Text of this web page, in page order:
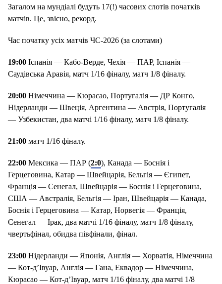
Загалом на мундіалі будуть 17(!) часових слотів початків
матчів. Це, звісно, рекорд.
Час початку усіх матчів ЧС-2026 (за слотами)
19:00 Іспанія — Кабо-Верде, Чехія — ПАР, Іспанія —
Саудівська Аравія, матч 1/16 фіналу, матч 1/8 фіналу.
20:00 Німеччина — Кюрасао, Португалія — ДР Конго,
Нідерланди — Швеція, Аргентина — Австрія, Португалія
— Узбекистан, два матчі 1/16 фіналу, матч 1/8 фіналу.
21:00 матч 1/16 фіналу.
22:00 Мексика — ПАР (2:0), Канада — Боснія і
Герцеговина, Катар — Швейцарія, Бельгія — Єгипет,
Франція — Сенегал, Швейцарія — Боснія і Герцеговина,
США — Австралія, Бельгія — Іран, Швейцарія — Канада,
Боснія і Герцеговина — Катар, Норвегія — Франція,
Сенегал — Ірак, два матчі 1/16 фіналу, матч 1/8 фіналу,
чвертьфінал, обидва півфінали, фінал.
23:00 Нідерланди — Японія, Англія — Хорватія, Німеччина
— Кот-д’Івуар, Англія — Гана, Еквадор — Німеччина,
Кюрасао — Кот-д’Івуар, матч 1/16 фіналу, два матчі 1/8